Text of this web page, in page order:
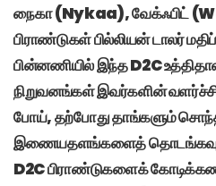
நைகா (Nykaa), வேக்ஃபிட்
பிராண்டுகள் பில்லியன் டாலர்
பின்னணியில் இந்த D2C
நிறுவனங்கள் இவர்களின்
போய், தற்போது தாங்களும்
இணையதளங்களைத்
D2C பிராண்டுகளைக்